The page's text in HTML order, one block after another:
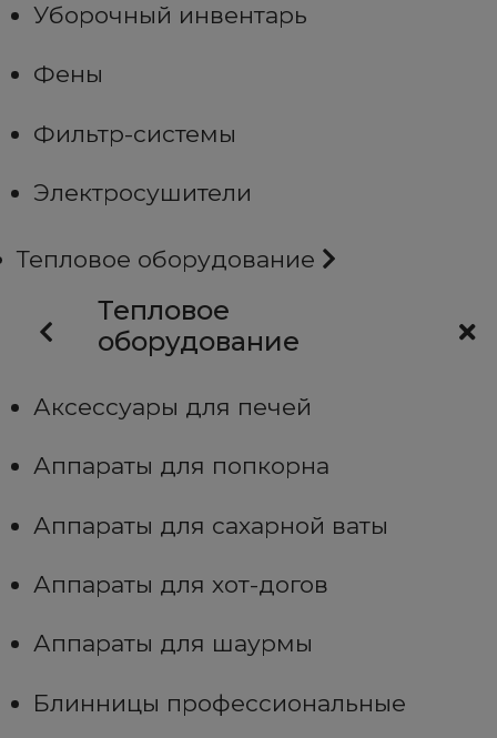
Уборочный инвентарь
Фены
Фильтр-системы
Электросушители
Тепловое оборудование
Тепловое
оборудование
Аксессуары для печей
Аппараты для попкорна
Аппараты для сахарной ваты
Аппараты для хот-догов
Аппараты для шаурмы
Блинницы профессиональные